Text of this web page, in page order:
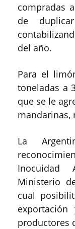
compradas
de
del año.
Para el
toneladas a
que se le
mandarinas,
La
Inocuidad
Ministerio
cual
productores